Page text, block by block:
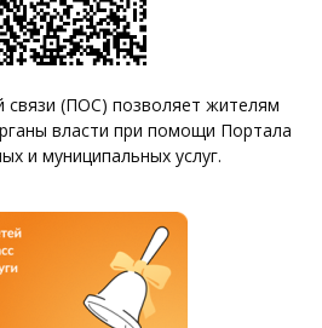
(ПОС) позволяет жителям
власти при помощи Портала
и муниципальных услуг.